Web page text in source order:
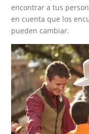
encontrar a tus
en cuenta que los
pueden cambiar.